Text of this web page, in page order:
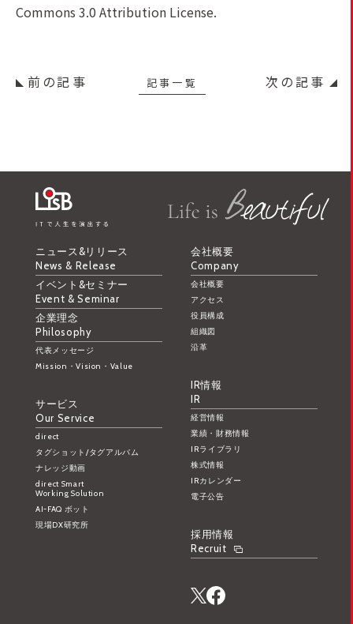
Commons 3.0 Attribution License.
前の記事 次の記事
記事一覧
ニュース&リリース
News & Release
イベント&セミナー
Event & Seminar
企業理念
Philosophy
代表メッセージ
Mission・Vision・Value
サービス
Our Service
direct
タグショット/タグアルバム
ナレッジ動画
direct Smart
Working Solution
AI-FAQ ボット
現場DX研究所
会社概要
Company
会社概要
アクセス
役員構成
組織図
沿革
IR情報
IR
経営情報
業績・財務情報
IRライブラリ
株式情報
IRカレンダー
電子公告
採用情報
Recruit